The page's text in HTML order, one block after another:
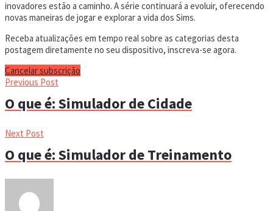
inovadores estão a caminho. A série continuará a evoluir, oferecendo
novas maneiras de jogar e explorar a vida dos Sims.
Receba atualizações em tempo real sobre as categorias desta
postagem diretamente no seu dispositivo, inscreva-se agora.
Cancelar subscrição
Previous Post
O que é: Simulador de Cidade
Next Post
O que é: Simulador de Treinamento